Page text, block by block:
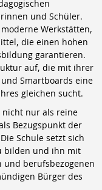
in
in
in
und Schüler.
Werkstätten,
die einen hohen
garantieren.
auf, die mit ihrer
Smartboards eine
gleichen sucht.
nicht nur als reine
Bezugspunkt der
Schule setzt sich
bilden und ihn mit
und berufsbezogenen
Bürger des